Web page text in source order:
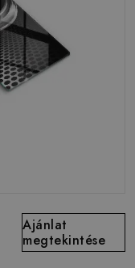
Ajánlat
megtekintése